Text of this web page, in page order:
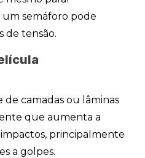
semáforo pode
de tensão.
de camadas ou lâminas
que aumenta a
principalmente
a golpes.